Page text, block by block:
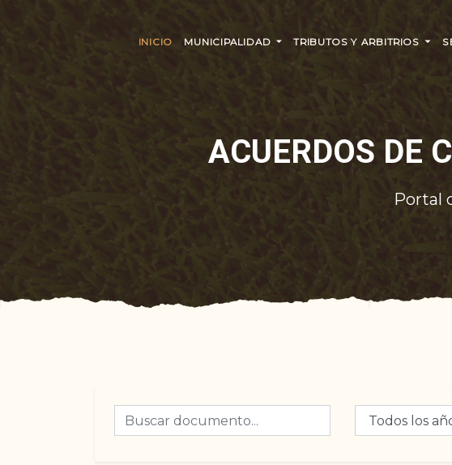
INICIO MUNICIPALIDAD TRIBUTOS Y ARBITRIOS
ACUERDOS DE
Portal